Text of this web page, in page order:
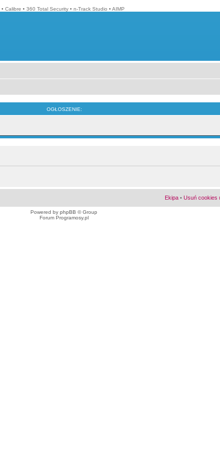
• Calibre • 360 Total Security • n-Track Studio • AIMP
OGŁOSZENIE:
Ekipa • Usuń cookies
Powered by phpBB © Group
Forum Programosy.pl